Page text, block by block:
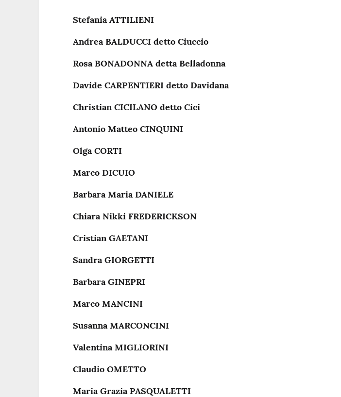
Stefania ATTILIENI
Andrea BALDUCCI detto Ciuccio
Rosa BONADONNA detta Belladonna
Davide CARPENTIERI detto Davidana
Christian CICILANO detto Cici
Antonio Matteo CINQUINI
Olga CORTI
Marco DICUIO
Barbara Maria DANIELE
Chiara Nikki FREDERICKSON
Cristian GAETANI
Sandra GIORGETTI
Barbara GINEPRI
Marco MANCINI
Susanna MARCONCINI
Valentina MIGLIORINI
Claudio OMETTO
Maria Grazia PASQUALETTI